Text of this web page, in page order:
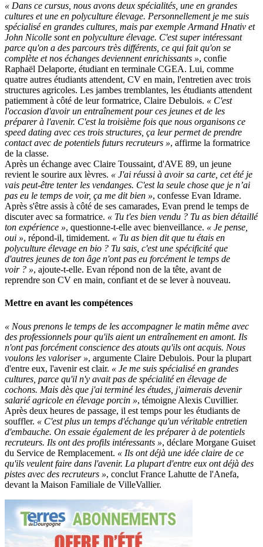
« Dans ce cursus, nous avons deux spécialités, une en grandes
cultures et une en polyculture élevage. Personnellement je me suis
spécialisé en grandes cultures, mais par exemple Armand Hnativ et
John Nicolle sont en polyculture élevage. C'est super intéressant
parce qu'on a des parcours très différents, ce qui fait qu'on se
complète et nos échanges deviennent enrichissants », confie
Raphaël Delaporte, étudiant en terminale CGEA. Lui, comme
quatre autres étudiants attendent, CV en main, l'entretien avec trois
structures agricoles. Les jambes tremblantes, les étudiants attendent
patiemment à côté de leur formatrice, Claire Debulois. « C'est
l'occasion d'avoir un entraînement pour ces jeunes et de les
préparer à l'avenir. C'est la troisième fois que nous organisons ce
speed dating avec ces trois structures, ça leur permet de prendre
contact avec de potentiels futurs recruteurs », affirme la formatrice
de la classe.
Après un échange avec Claire Toussaint, d'AVE 89, un jeune
revient le sourire aux lèvres. « J'ai réussi à avoir sa carte, cet été je
vais peut-être tenter les vendanges. C'est la seule chose que je n’ai
pas eu le temps de voir, ça me dit bien », confesse Evan Idrame.
Après s'être assis à côté de ses camarades, Evan prend le temps de
discuter avec sa formatrice. « Tu t'es bien vendu ? Tu as bien détaillé
ton expérience », questionne-t-elle avec bienveillance. « Je pense,
oui », répond-il, timidement. « Tu as bien dit que tu étais en
polyculture élevage en bio ? Tu sais, c'est une spécificité que
d'autres jeunes de ton âge n'ont pas eu forcément le temps de
voir ? », ajoute-t-elle. Evan répond non de la tête, avant de
reprendre son CV en main, confiant et de se lever à nouveau.
Mettre en avant les compétences
« Nous prenons le temps de les accompagner le matin même avec
des professionnels pour qu'ils aient un entraînement en amont. Ils
n'ont pas forcément conscience des atouts qu'ils ont acquis. Nous
voulons les valoriser », argumente Claire Debulois. Pour la plupart
d'entre eux, l'avenir est clair. « Je me suis spécialisé en grandes
cultures, parce qu'il n'y avait pas de spécialité en élevage de
cochons. Mais dès que j'ai terminé les études, j'aimerais devenir
salarié agricole en élevage porcin », témoigne Alexis Cuvillier.
Après deux heures de passage, il est temps pour les étudiants de
souffler. « C'est plus un temps d'échange qu'un véritable entretien
d'embauche. On essaie également de les préparer à de potentiels
recruteurs. Ils ont des profils intéressants », déclare Morgane Guiset
du Service de Remplacement. « Ils ont déjà une idée claire de ce
qu'ils veulent faire dans l'avenir. La plupart d'entre eux ont déjà des
pistes avec des recruteurs », conclut France Lahutte de l'Anefa,
devant la Maison Familiale de VilleVallier.